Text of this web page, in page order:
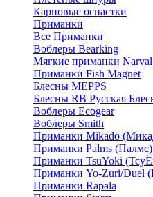
Карповые оснастки
Приманки
Все Приманки
Воблеры Bearking
Мягкие приманки Narval
Приманки Fish Magnet
Блесны MEPPS
Блесны RB Русская
Воблеры Ecogear
Воблеры Smith
Приманки Mikado
Приманки Palms (Палмс)
Приманки TsuYoki
Приманки Yo-Zuri/Duel
Приманки Rapala